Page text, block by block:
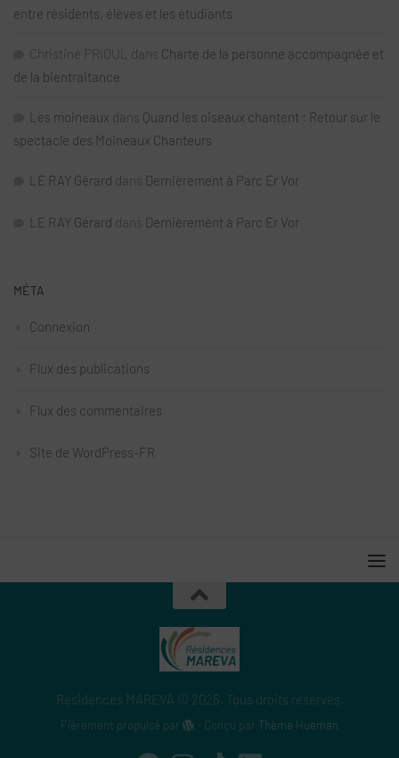
entre résidents, élèves et les étudiants
Christine PRIOUL dans Charte de la personne accompagnée et
de la bientraitance
Les moineaux dans Quand les oiseaux chantent : Retour sur le
spectacle des Moineaux Chanteurs
LE RAY Gérard dans Dernièrement à Parc Er Vor
LE RAY Gérard dans Dernièrement à Parc Er Vor
MÉTA
Connexion
Flux des publications
Flux des commentaires
Site de WordPress-FR
Résidences MAREVA © 2026. Tous droits réservés.
Fièrement propulsé par - Conçu par Thème Hueman